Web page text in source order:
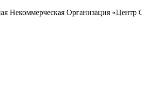
Некоммерческая Организация